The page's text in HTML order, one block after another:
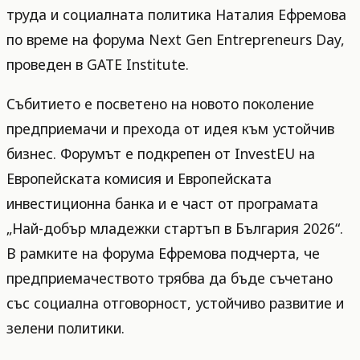
труда и социалната политика Наталия Ефремова
по време на форума Next Gen Entrepreneurs Day,
проведен в GATE Institute.
Събитието е посветено на новото поколение
предприемачи и прехода от идея към устойчив
бизнес. Форумът е подкрепен от InvestEU на
Европейската комисия и Европейската
инвестиционна банка и е част от програмата
„Най-добър младежки стартъп в България 2026“.
В рамките на форума Ефремова подчерта, че
предприемачеството трябва да бъде съчетано
със социална отговорност, устойчиво развитие и
зелени политики.